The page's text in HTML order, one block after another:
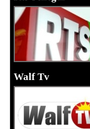
Walf Tv